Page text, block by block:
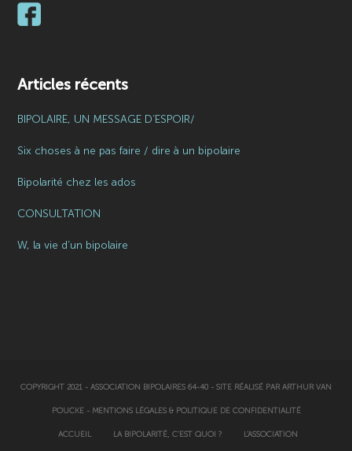
Articles récents
BIPOLAIRE, UN MESSAGE D’ESPOIR/
Six choses à ne pas faire / dire à un bipolaire
Bipolarité chez les ados
CONSULTATION
W, la vie d’un bipolaire
COPYRIGHT 2021 - ASSOCIATION BIPOLAIRES 64-40 - SITE RÉALISÉ PARARTHUR VAN
POUCKE- MENTIONS LÉGALES & POLITIQUE DE CONFIDENTIALITÉ
ACCUEIL LA BIPOLARITÉ, C’EST QUOI ? L’ASSOCIATION